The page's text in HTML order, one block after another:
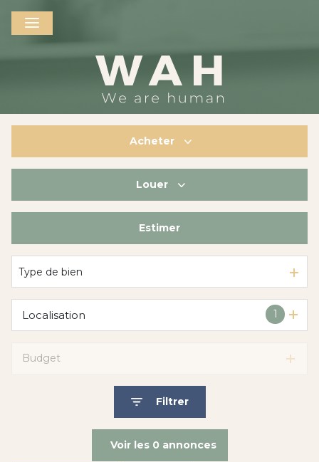
Acheter
De l'immo pro
Louer
De l'immo pro
Estimer
Type de bien
1
Localisation
Budget
Filtrer
Voir les 0 annonces